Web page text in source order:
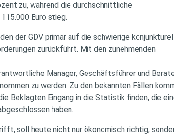
zu, während die durchschnittliche
Euro stieg.
der GDV primär auf die schwierige
zurückführt. Mit den zunehmenden
Manager, Geschäftsführer und
zu werden. Zu den bekannten Fällen
Beklagten Eingang in die Statistik finden, die
haben.
soll heute nicht nur ökonomisch richtig,